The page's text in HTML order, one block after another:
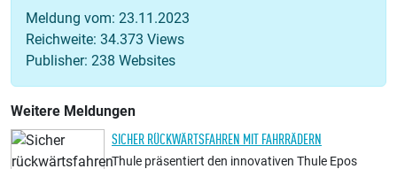
Meldung vom: 23.11.2023
Reichweite: 34.373 Views
Publisher: 238 Websites
Weitere Meldungen
SICHER RÜCKWÄRTSFAHREN MIT FAHRRÄDERN
Thule präsentiert den innovativen Thule Epos